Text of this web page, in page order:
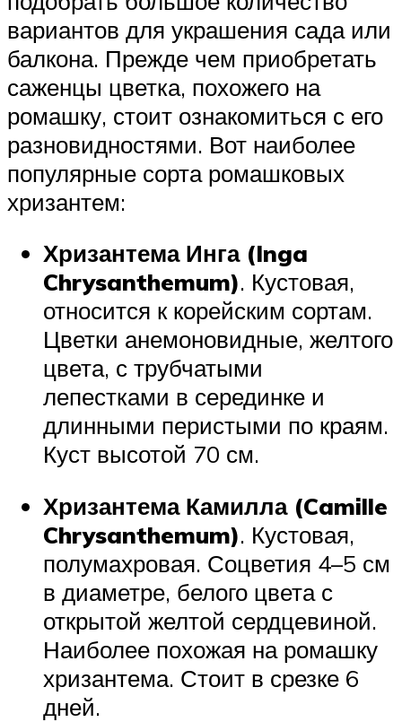
вариантов для украшения сада или
балкона. Прежде чем приобретать
саженцы цветка, похожего на
ромашку, стоит ознакомиться с его
разновидностями. Вот наиболее
популярные сорта ромашковых
хризантем:
Хризантема Инга (Inga
Chrysanthemum). Кустовая,
относится к корейским сортам.
Цветки анемоновидные, желтого
цвета, с трубчатыми
лепестками в серединке и
длинными перистыми по краям.
Куст высотой 70 см.
Хризантема Камилла (Camille
Chrysanthemum). Кустовая,
полумахровая. Соцветия 4–5 см
в диаметре, белого цвета с
открытой желтой сердцевиной.
Наиболее похожая на ромашку
хризантема. Стоит в срезке 6
дней.